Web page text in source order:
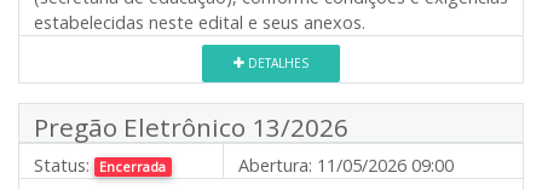
estabelecidas neste edital e seus anexos.
DETALHES
Pregão Eletrônico 13/2026
Status: Encerrada Abertura: 11/05/2026 09:00